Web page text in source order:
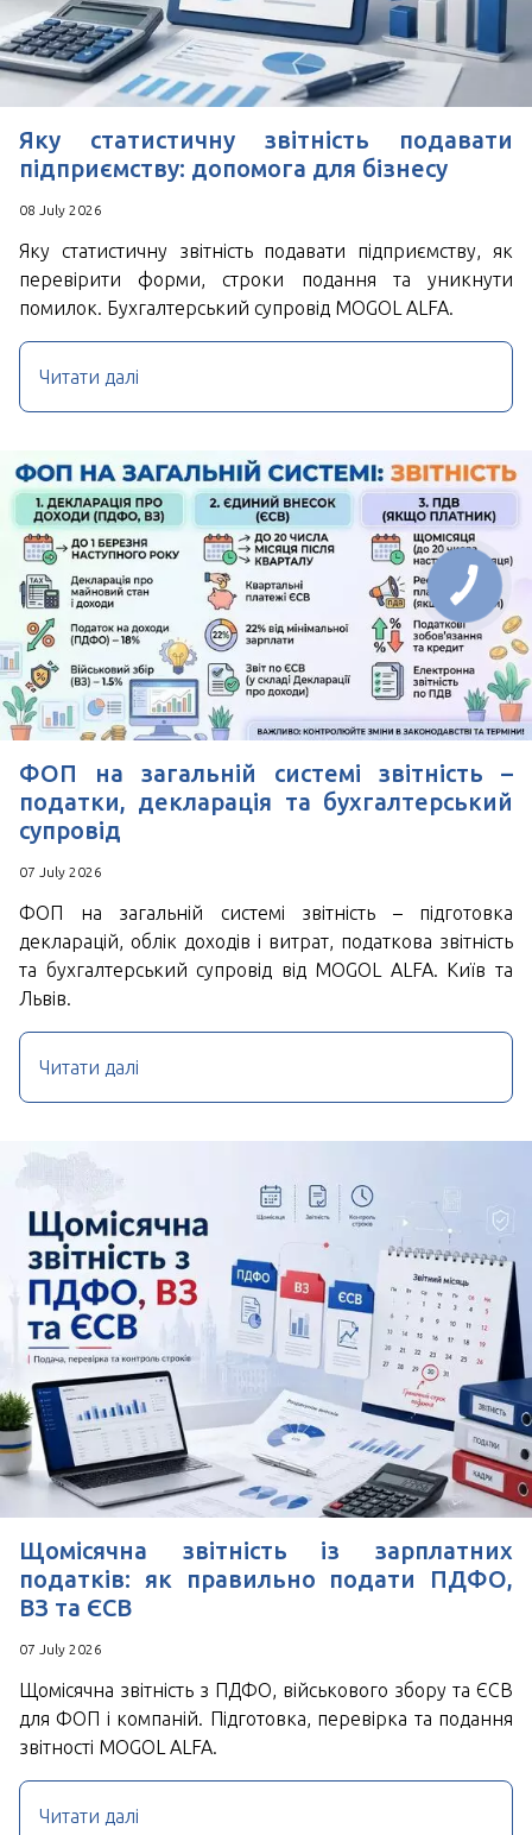
Поля позначені знаком*обов'язкові для
заповнення
Натискаючи кнопку Надіслати Ви погоджуєтесь з
Угода користувача
Яку статистичну звітність подавати
підприємству: допомога для бізнесу
08 July 2026
Яку статистичну звітність подавати підприємству, як
перевірити форми, строки подання та уникнути
помилок. Бухгалтерський супровід MOGOL ALFA.
Читати далі
ФОП на загальній системі звітність –
податки, декларація та бухгалтерський
супровід
07 July 2026
ФОП на загальній системі звітність – підготовка
декларацій, облік доходів і витрат, податкова звітність
та бухгалтерський супровід від MOGOL ALFA. Київ та
Львів.
Читати далі
Щомісячна звітність із зарплатних
податків: як правильно подати ПДФО,
ВЗ та ЄСВ
07 July 2026
Щомісячна звітність з ПДФО, військового збору та ЄСВ
для ФОП і компаній. Підготовка, перевірка та подання
звітності MOGOL ALFA.
Читати далі